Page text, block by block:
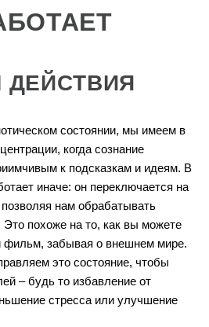
состоянии, мы имеем в
когда сознание
к подсказкам и идеям. В
иначе: он переключается на
нам обрабатывать
похоже на то, как вы можете
фильм, забывая о внешнем мире.
это состояние, чтобы
– будь то избавление от
стресса или улучшение